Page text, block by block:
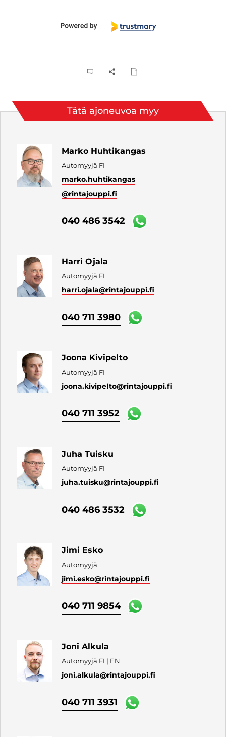
Tätä ajoneuvoa myy
Marko Huhtikangas
Automyyjä FI
marko.huhtikangas
@rintajouppi.fi
040 486 3542
Harri Ojala
Automyyjä FI
harri.ojala@rintajouppi.fi
040 711 3980
Joona Kivipelto
Automyyjä FI
joona.kivipelto@rintajouppi.fi
040 711 3952
Juha Tuisku
Automyyjä FI
juha.tuisku@rintajouppi.fi
040 486 3532
Jimi Esko
Automyyjä
jimi.esko@rintajouppi.fi
040 711 9854
Joni Alkula
Automyyjä FI | EN
joni.alkula@rintajouppi.fi
040 711 3931